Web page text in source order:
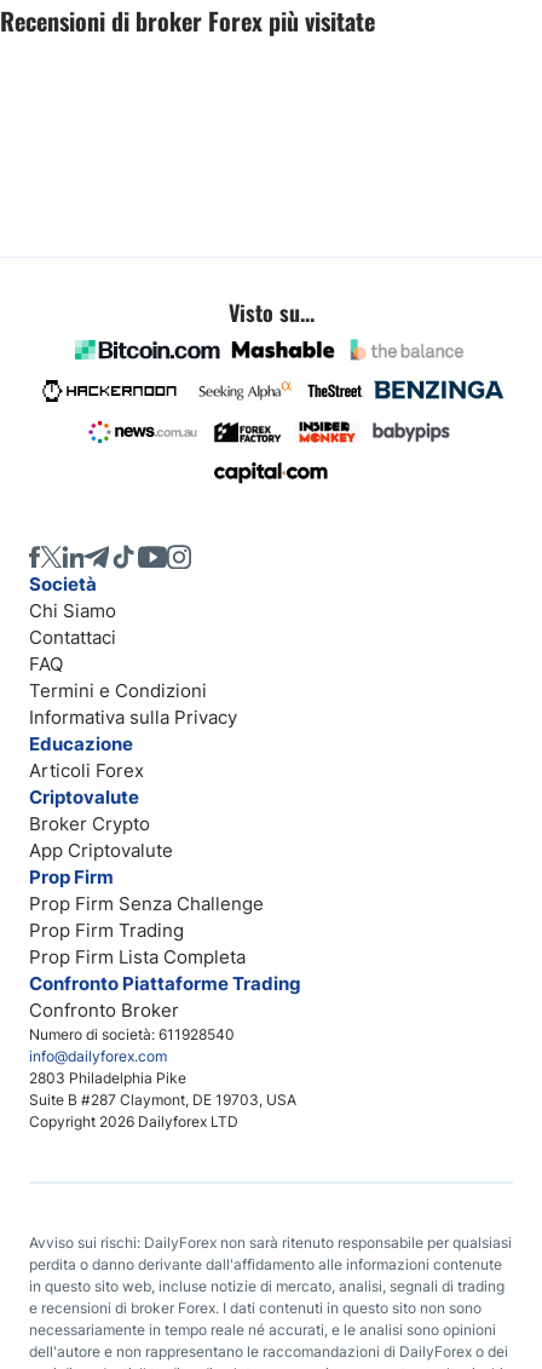
Recensioni di broker Forex più visitate
Visto su...
Numero di società: 611928540
info@dailyforex.com
2803 Philadelphia Pike
Suite B #287 Claymont, DE 19703, USA
Copyright 2026 Dailyforex LTD
Società
Chi Siamo
Contattaci
FAQ
Termini e Condizioni
Informativa sulla Privacy
Educazione
Articoli Forex
Criptovalute
Broker Crypto
App Criptovalute
Prop Firm
Prop Firm Senza Challenge
Prop Firm Trading
Prop Firm Lista Completa
Confronto Piattaforme Trading
Confronto Broker
Avviso sui rischi: DailyForex non sarà ritenuto responsabile per qualsiasi
perdita o danno derivante dall'affidamento alle informazioni contenute
in questo sito web, incluse notizie di mercato, analisi, segnali di trading
e recensioni di broker Forex. I dati contenuti in questo sito non sono
necessariamente in tempo reale né accurati, e le analisi sono opinioni
dell'autore e non rappresentano le raccomandazioni di DailyForex o dei